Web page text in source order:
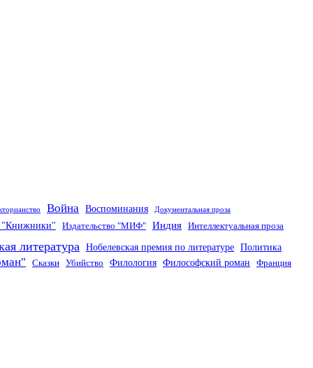
Война Воспоминания Документальная проза
"Книжники" Издательство "МИФ" Индия Интеллектуальная проза
литература Нобелевская премия по литературе Политика
Сказки Убийство Филология Философский роман Франция